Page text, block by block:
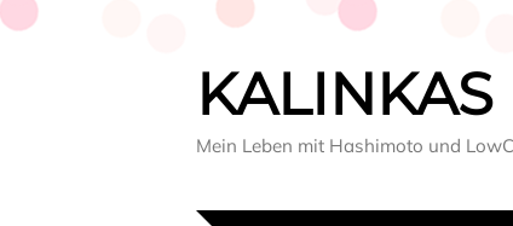
KALINKAS
Mein Leben mit Hashimoto und